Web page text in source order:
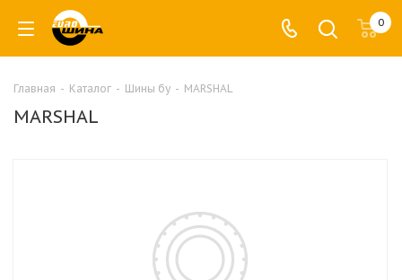
0
Главная - Каталог - Шины бу - MARSHAL
MARSHAL